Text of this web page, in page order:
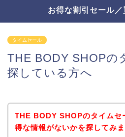
お得な割引セール
タイムセール
THE BODY SHOPの
探している方へ
THE BODY SHOPのタイムセ
得な情報がないかを探してみ